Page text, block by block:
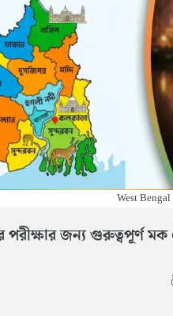
West
পরীক্ষার জন্য গুরুত্বপূর্ণ